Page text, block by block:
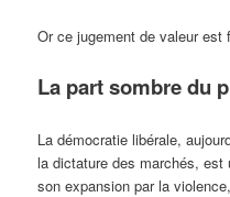
Or ce jugement de valeur est
La part sombre du
La démocratie libérale,
la dictature des marchés,
son expansion par la